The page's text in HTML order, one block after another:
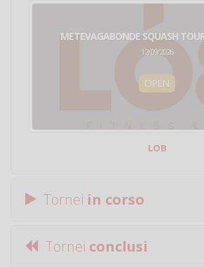
METEVAGABONDE SQUASH
12/09/2026
OPEN
LOB
Tornei in corso
Tornei conclusi